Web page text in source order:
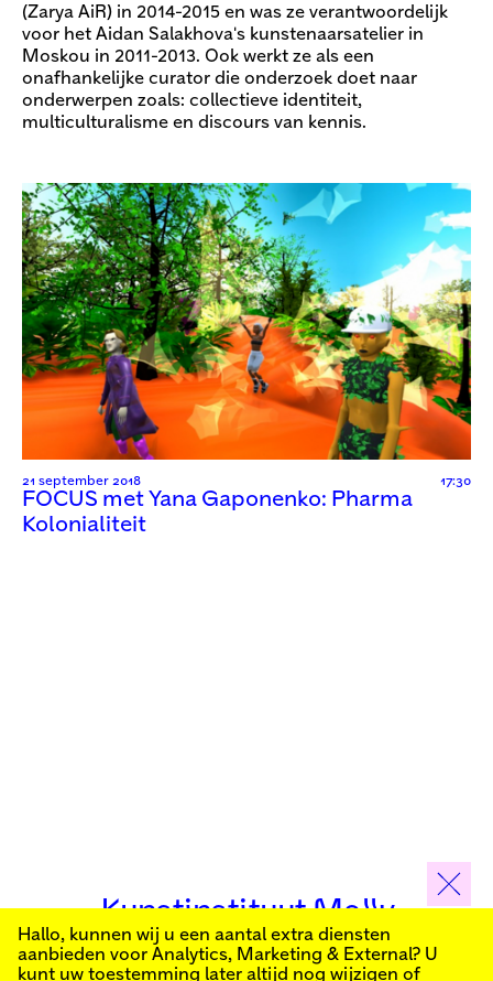
(Zarya AiR) in 2014-2015 en was ze verantwoordelijk
voor het Aidan Salakhova's kunstenaarsatelier in
Moskou in 2011-2013. Ook werkt ze als een
onafhankelijke curator die onderzoek doet naar
onderwerpen zoals: collectieve identiteit,
multiculturalisme en discours van kennis.
21 september 2018 17:30
FOCUS met Yana Gaponenko: Pharma
Kolonialiteit
Kunstinstituut Melly
Schrijf je in voor onze nieuwsbrief om op de hoogte
Hallo, kunnen wij u een aantal extra diensten
aanbieden voor Analytics, Marketing & External? U
kunt uw toestemming later altijd nog wijzigen of